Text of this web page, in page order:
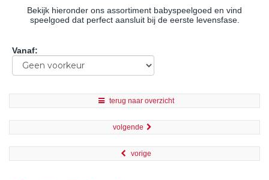
Bekijk hieronder ons assortiment babyspeelgoed en vind
speelgoed dat perfect aansluit bij de eerste levensfase.
Vanaf:
terug naar overzicht
volgende
vorige